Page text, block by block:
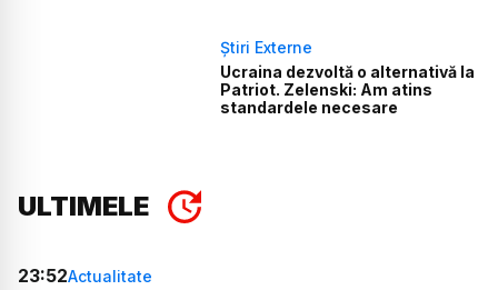
Știri Externe
Ucraina dezvoltă o alternativă la
Patriot. Zelenski: Am atins
standardele necesare
ULTIMELE
23:52Actualitate